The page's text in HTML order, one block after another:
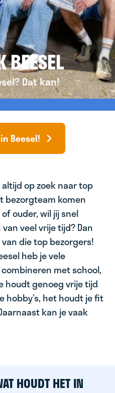
BEESEL
Dat kan!
Beesel!
op zoek naar top
bezorgteam komen
ouder, wil jij snel
veel vrije tijd? Dan
die top bezorgers!
heb je vele
met school,
houdt genoeg vrije tijd
hobby’s, het houdt je fit
kan je vaak
HOUDT HET IN